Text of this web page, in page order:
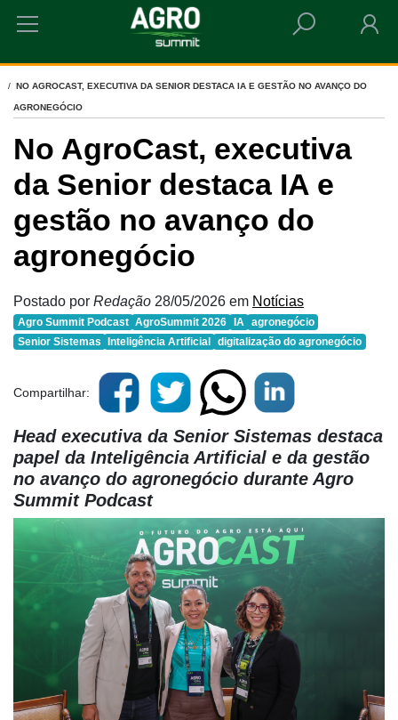
HOME
NO AGROCAST, EXECUTIVA DA SENIOR DESTACA IA E GESTÃO NO AVANÇO DO
AGRONEGÓCIO
No AgroCast, executiva
da Senior destaca IA e
gestão no avanço do
agronegócio
Postado por Redação 28/05/2026 em Notícias
Agro Summit Podcast AgroSummit 2026 IA agronegócio
Senior Sistemas
Inteligência Artificial digitalização do agronegócio
Compartilhar:
Head executiva da Senior Sistemas destaca
papel da Inteligência Artificial e da gestão
no avanço do agronegócio durante Agro
Summit Podcast